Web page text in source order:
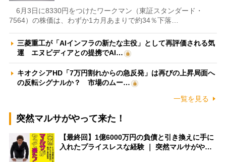
6月3日に8330円をつけたワークマン（東証スタンダード・
7564）の株価は、わずか1カ月あまりで約34％下落…
三菱重工が「AIインフラの新たな主役」として再評価される気
運 エヌビディアとの提携でAI…
キオクシアHD「7万円割れからの急反発」は再びの上昇局面へ
の反転シグナルか？ 市場のムー…
一覧を見る
突然マルサがやって来た！
【最終回】1億6000万円の負債と引き換えに手に
入れたプライスレスな経験 ｜ 突然マルサがや…